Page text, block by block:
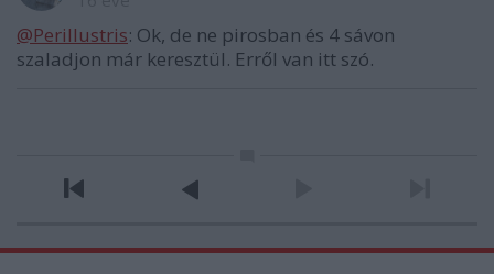
@Perillustris: Ok, de ne pirosban és 4 sávon
szaladjon már keresztül. Erről van itt szó.